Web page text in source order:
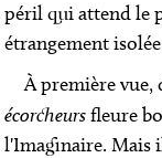
péril qui attend le
étrangement
À première
écorcheursfleure
l'Imaginaire. Mais